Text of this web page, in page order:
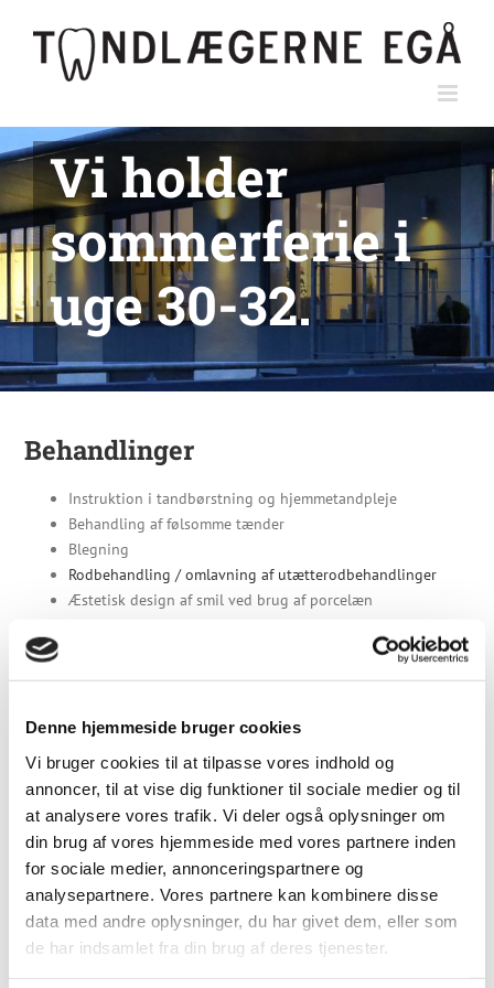
Denne hjemmeside bruger cookies
Vi bruger cookies til at tilpasse vores indhold og
annoncer, til at vise dig funktioner til sociale medier og til
at analysere vores trafik. Vi deler også oplysninger om
din brug af vores hjemmeside med vores partnere inden
for sociale medier, annonceringspartnere og
analysepartnere. Vores partnere kan kombinere disse
data med andre oplysninger, du har givet dem, eller som
de har indsamlet fra din brug af deres tjenester.
content
Vi holder
sommerferie i
uge 30-32.
Behandlinger
Instruktion i tandbørstning og hjemmetandpleje
Behandling af følsomme tænder
Blegning
Rodbehandling / omlavning af utætterodbehandlinger
Æstetisk design af smil ved brug af porcelæn
Erstatning af tabte tænder
Med broer (fastsiddende)
Med gebis / protese (udtaglige)
Parodontose behandling (non-kirurgisk)
Tmd – kæbeledslidelser
Bid analyse og bid korrektioner
Bidskinner
Smertebehandling
Snorkeskinner / søvnapnø
Tandregulering alle former for behandling
Henvisning og koordination af behandlingsforløb med
specialtandlæge.